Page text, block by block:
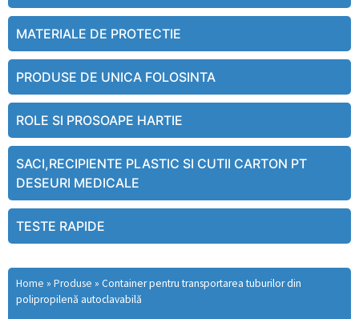
MATERIALE DE PROTECTIE
PRODUSE DE UNICA FOLOSINTA
ROLE SI PROSOAPE HARTIE
SACI,RECIPIENTE PLASTIC SI CUTII CARTON PT
DESEURI MEDICALE
TESTE RAPIDE
Home » Produse » Container pentru transportarea tuburilor din
polipropilenă autoclavabilă